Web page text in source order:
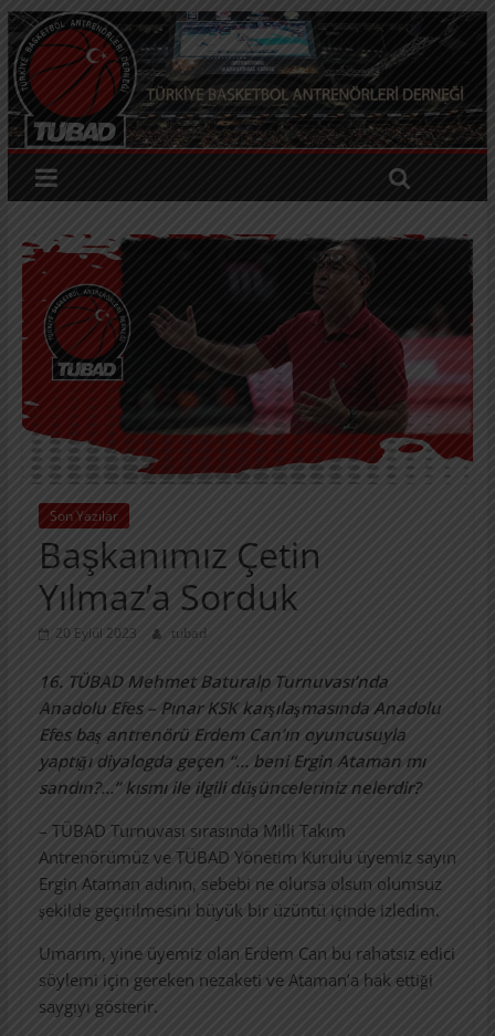
Son Yazılar
Başkanımız Çetin
Yılmaz’a Sorduk
20 Eylül 2023 tubad
16. TÜBAD Mehmet Baturalp Turnuvası’nda
Anadolu Efes – Pınar KSK karşılaşmasında Anadolu
Efes baş antrenörü Erdem Can’ın oyuncusuyla
yaptığı diyalogda geçen “… beni Ergin Ataman mı
sandın?…” kısmı ile ilgili düşünceleriniz nelerdir?
– TÜBAD Turnuvası sırasında Milli Takım
Antrenörümüz ve TÜBAD Yönetim Kurulu üyemiz sayın
Ergin Ataman adının, sebebi ne olursa olsun olumsuz
şekilde geçirilmesini büyük bir üzüntü içinde izledim.
Umarım, yine üyemiz olan Erdem Can bu rahatsız edici
söylemi için gereken nezaketi ve Ataman’a hak ettiği
saygıyı gösterir.